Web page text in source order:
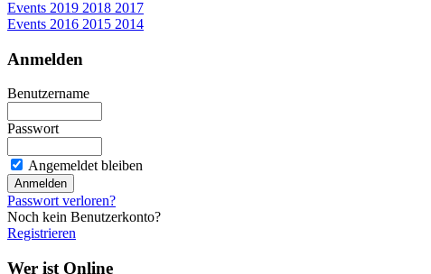
Events 2019 2018 2017
Events 2016 2015 2014
Anmelden
Benutzername
Passwort
Angemeldet bleiben
Passwort verloren?
Noch kein Benutzerkonto?
Registrieren
Wer ist Online